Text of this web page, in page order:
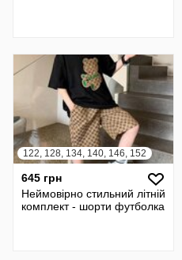
122, 128, 134, 140, 146, 152
645 грн
Неймовірно стильний літній
комплект - шорти футболка